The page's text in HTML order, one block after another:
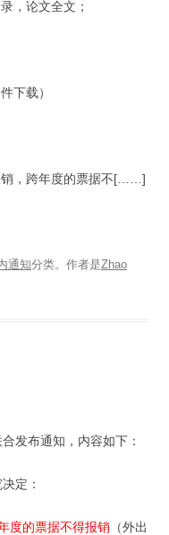
，论文全文；
下载）
销，跨年度的票据不[……]
通知分类。 作者是Zhao
发布通知，内容如下：
定：
度的票据不得报销 （外出